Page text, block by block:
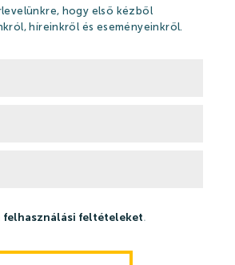
hogy első kézből
híreinkről és eseményeinkről.
felhasználási feltételeket.